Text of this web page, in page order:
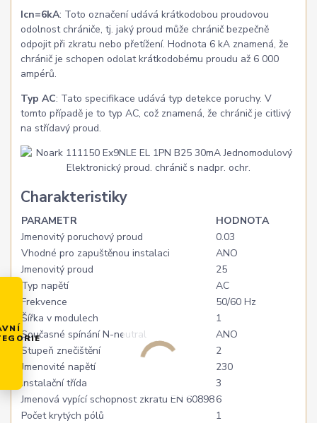
Icn=6kA: Toto označení udává krátkodobou proudovou
odolnost chrániče, tj. jaký proud může chránič bezpečně
odpojit při zkratu nebo přetížení. Hodnota 6 kA znamená, že
chránič je schopen odolat krátkodobému proudu až 6 000
ampérů.
Typ AC: Tato specifikace udává typ detekce poruchy. V
tomto případě je to typ AC, což znamená, že chránič je citlivý
na střídavý proud.
Charakteristiky
PARAMETR
HODNOTA
Jmenovitý poruchový proud
0.03
Vhodné pro zapuštěnou instalaci
ANO
Jmenovitý proud
25
Typ napětí
AC
Frekvence
50/60 Hz
Šířka v modulech
1
Současné spínání N-neutral
ANO
Stupeň znečištění
2
Jmenovité napětí
230
Instalační třída
3
Jmenová vypící schopnost zkratu EN 608986
Počet krytých pólů
1